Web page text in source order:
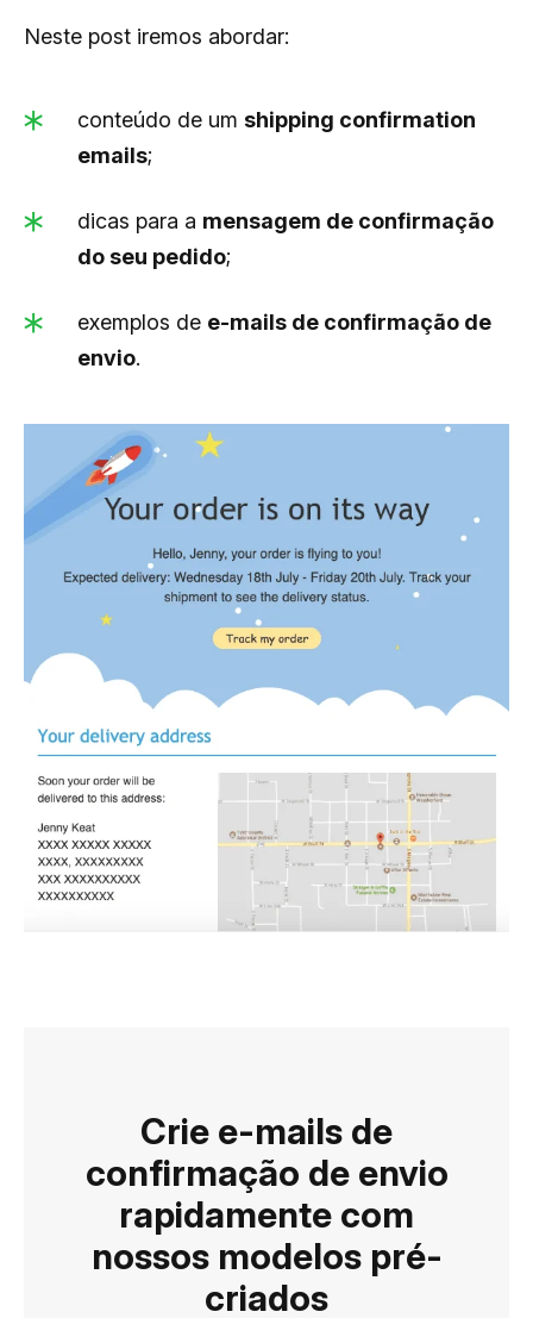
Neste post iremos abordar:
conteúdo de um shipping confirmation
emails;
dicas para a mensagem de confirmação
do seu pedido;
exemplos de e-mails de confirmação de
envio.
Crie e-mails de
confirmação de envio
rapidamente com
nossos modelos pré-
criados